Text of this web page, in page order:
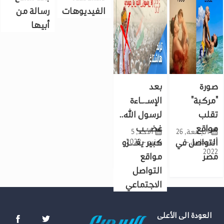
قواعد
استضافة
المحجبات
في برنامجه
الفيديوهات
رسالة من
أبيها
صورة
"مركبة"
تقلب
مواقع
التواصل في
مصر
الجمعة, 26
أغسطس -
2022
بعد
الإسـ.ـاءة
لرسول الله..
غضـ.ـب
كبير يغـ.ـزو
مواقع
التواصل
الاجتماعي
الأحد, 5
يونيو - 2022
العودة الى الأعلى